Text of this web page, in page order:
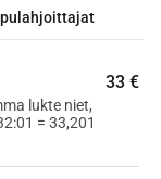
jossa perheet
Panoksesi
33 €
lukte niet,
= 33,201